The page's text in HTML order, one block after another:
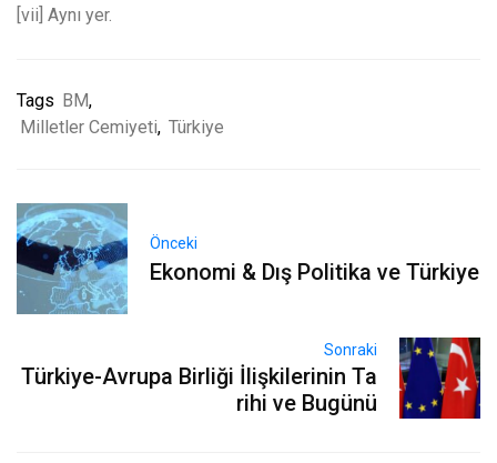
[vii] Aynı yer.
Tags BM,
Milletler Cemiyeti, Türkiye
Önceki
Ekonomi & Dış Politika ve Türkiye
Sonraki
Türkiye-Avrupa Birliği İlişkilerinin Ta
rihi ve Bugünü